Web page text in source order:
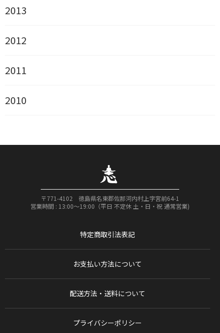
2013
2012
2011
2010
〒771-4102 徳島県名東郡佐那河内村上字宮前64-1
営業時間 : 13:00〜19:00（平日 不定休 土・日・祝 通常営業)
特定商取引法表記
お支払い方法について
配送方法・送料について
プライバシーポリシー